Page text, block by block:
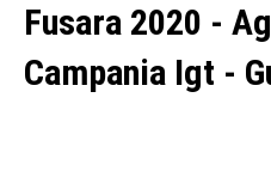
Fusara 2020 -
Campania Igt -